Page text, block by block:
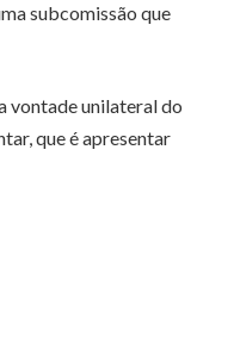
subcomissão que
vontade unilateral do
que é apresentar